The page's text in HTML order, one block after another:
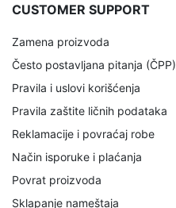
CUSTOMER SUPPORT
Zamena proizvoda
Često postavljana pitanja (ČPP)
Pravila i uslovi korišćenja
Pravila zaštite ličnih podataka
Reklamacije i povraćaj robe
Način isporuke i plaćanja
Povrat proizvoda
Sklapanje nameštaja